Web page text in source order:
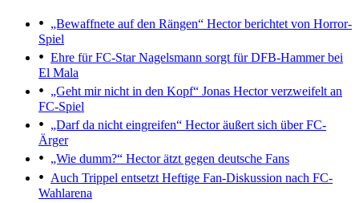
„Bewaffnete auf den Rängen“ Hector berichtet von Horror-
Spiel
Ehre für FC-StarNagelsmann sorgt für DFB-Hammer bei
El Mala
„Geht mir nicht in den Kopf“ Jonas Hector verzweifelt an
FC-Spiel
„Darf da nicht eingreifen“ Hector äußert sich über FC-
Ärger
„Wie dumm?“ Hector ätzt gegen deutsche Fans
Auch Trippel entsetzt Heftige Fan-Diskussion nach FC-
Wahlarena